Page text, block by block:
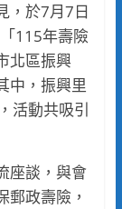
，於7月7日
115年壽險
北區振興
中，振興里
活動共吸引
座談，與會
郵政壽險，